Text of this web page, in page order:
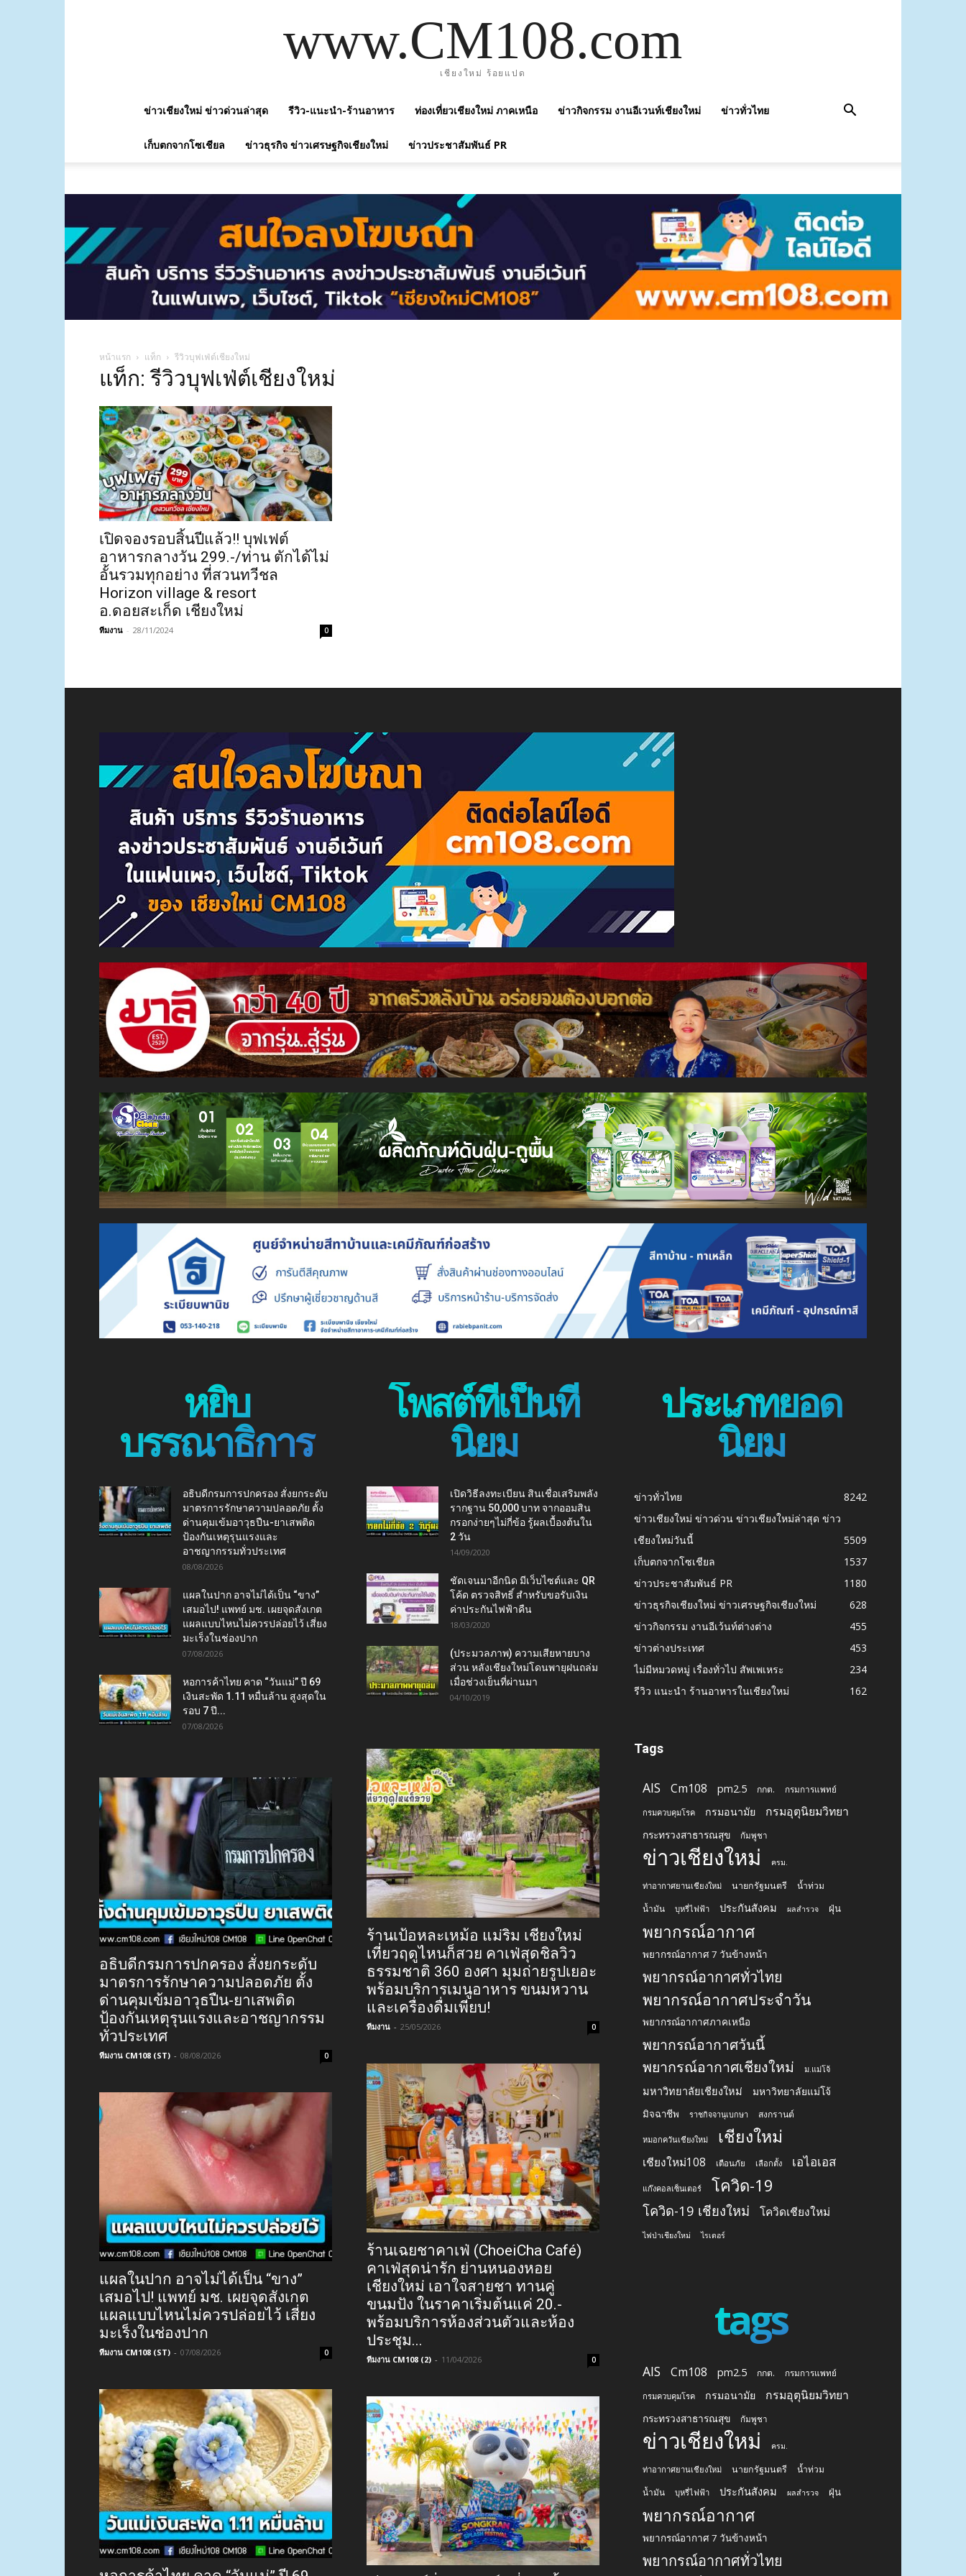
www.CM108.com
เชียงใหม่ ร้อยแปด
ข่าวเชียงใหม่ ข่าวด่วนล่าสุด รีวิว-แนะนำ-ร้านอาหาร ท่องเที่ยวเชียงใหม่ ภาคเหนือ ข่าวกิจกรรม งานอีเวนท์เชียงใหม่ ข่าวทั่วไทย
เก็บตกจากโซเชียล ข่าวธุรกิจ ข่าวเศรษฐกิจเชียงใหม่ ข่าวประชาสัมพันธ์ PR
หน้าแรก แท็ก รีวิวบุฟเฟ่ต์เชียงใหม่
แท็ก: รีวิวบุฟเฟ่ต์เชียงใหม่
เปิดจองรอบสิ้นปีแล้ว!! บุฟเฟต์
อาหารกลางวัน 299.-/ท่าน ตักได้ไม่
อั้นรวมทุกอย่าง ที่สวนทวีชล
Horizon village & resort
อ.ดอยสะเก็ด เชียงใหม่
ทีมงาน - 28/11/2024 0
หยิบ
บรรณาธิการ
อธิบดีกรมการปกครอง สั่งยกระดับ
มาตรการรักษาความปลอดภัย ตั้ง
ด่านคุมเข้มอาวุธปืน-ยาเสพติด
ป้องกันเหตุรุนแรงและ
อาชญากรรมทั่วประเทศ
08/08/2026
แผลในปาก อาจไม่ได้เป็น “ขาง”
เสมอไป! แพทย์ มช. เผยจุดสังเกต
แผลแบบไหนไม่ควรปล่อยไว้ เสี่ยง
มะเร็งในช่องปาก
07/08/2026
หอการค้าไทย คาด “วันแม่” ปี 69
เงินสะพัด 1.11 หมื่นล้าน สูงสุดใน
รอบ 7 ปี...
07/08/2026
อธิบดีกรมการปกครอง สั่งยกระดับ
มาตรการรักษาความปลอดภัย ตั้ง
ด่านคุมเข้มอาวุธปืน-ยาเสพติด
ป้องกันเหตุรุนแรงและอาชญากรรม
ทั่วประเทศ
ทีมงาน CM108 (ST) - 08/08/2026 0
แผลในปาก อาจไม่ได้เป็น “ขาง”
เสมอไป! แพทย์ มช. เผยจุดสังเกต
แผลแบบไหนไม่ควรปล่อยไว้ เสี่ยง
มะเร็งในช่องปาก
ทีมงาน CM108 (ST) - 07/08/2026 0
โพสต์ที่เป็นที่
นิยม
เปิดวิธีลงทะเบียน สินเชื่อเสริมพลัง
รากฐาน 50,000 บาท จากออมสิน
กรอกง่ายๆไม่กี่ข้อ รู้ผลเบื้องต้นใน
2 วัน
14/09/2020
ชัดเจนมาอีกนิด มีเว็บไซต์และ QR
โค้ด ตรวจสิทธิ์ สำหรับขอรับเงิน
ค่าประกันไฟฟ้าคืน
18/03/2020
(ประมวลภาพ) ความเสียหายบาง
ส่วน หลังเชียงใหม่โดนพายุฝนถล่ม
เมื่อช่วงเย็นที่ผ่านมา
04/10/2019
ร้านเป้อหละเหม้อ แม่ริม เชียงใหม่
เที่ยวฤดูไหนก็สวย คาเฟ่สุดชิลวิว
ธรรมชาติ 360 องศา มุมถ่ายรูปเยอะ
พร้อมบริการเมนูอาหาร ขนมหวาน
และเครื่องดื่มเพียบ!
ทีมงาน - 25/05/2026 0
ร้านเฉยชาคาเฟ่ (ChoeiCha Café)
คาเฟ่สุดน่ารัก ย่านหนองหอย
เชียงใหม่ เอาใจสายชา ทานคู่
ขนมปัง ในราคาเริ่มต้นแค่ 20.-
พร้อมบริการห้องส่วนตัวและห้อง
ประชุม...
ทีมงาน CM108 (2) - 11/04/2026 0
ประเภทยอด
นิยม
ข่าวทั่วไทย
8242
ข่าวเชียงใหม่ ข่าวด่วน ข่าวเชียงใหม่ล่าสุด ข่าว
เชียงใหม่วันนี้
5509
เก็บตกจากโซเชียล
1537
ข่าวประชาสัมพันธ์ PR
1180
ข่าวธุรกิจเชียงใหม่ ข่าวเศรษฐกิจเชียงใหม่
628
ข่าวกิจกรรม งานอีเว้นท์ต่างต่าง
455
ข่าวต่างประเทศ
453
ไม่มีหมวดหมู่ เรื่องทั่วไป สัพเพเหระ
234
รีวิว แนะนำ ร้านอาหารในเชียงใหม่
162
Tags
AIS Cm108 pm2.5 กกต. กรมการแพทย์
กรมควบคุมโรค กรมอนามัย กรมอุตุนิยมวิทยา
กระทรวงสาธารณสุข กัมพูชา
ข่าวเชียงใหม่ ครม.
ท่าอากาศยานเชียงใหม่ นายกรัฐมนตรี น้ำท่วม
น้ำมัน บุหรี่ไฟฟ้า ประกันสังคม ผลสำรวจ ฝุ่น
พยากรณ์อากาศ
พยากรณ์อากาศ 7 วันข้างหน้า
พยากรณ์อากาศทั่วไทย
พยากรณ์อากาศประจำวัน
พยากรณ์อากาศภาคเหนือ
พยากรณ์อากาศวันนี้
พยากรณ์อากาศเชียงใหม่
ม.แม่โจ้
มหาวิทยาลัยเชียงใหม่ มหาวิทยาลัยแม่โจ้
มิจฉาชีพ ราชกิจจานุเบกษา สงกรานต์
หมอกควันเชียงใหม่ เชียงใหม่
เชียงใหม่108 เตือนภัย เลือกตั้ง เอไอเอส
แก๊งคอลเซ็นเตอร์ โควิด-19
โควิด-19 เชียงใหม่ โควิดเชียงใหม่
ไฟป่าเชียงใหม่ ไรเดอร์
tags
AIS Cm108 pm2.5 กกต. กรมการแพทย์
กรมควบคุมโรค กรมอนามัย กรมอุตุนิยมวิทยา
กระทรวงสาธารณสุข กัมพูชา
ข่าวเชียงใหม่ ครม.
ท่าอากาศยานเชียงใหม่ นายกรัฐมนตรี น้ำท่วม
น้ำมัน บุหรี่ไฟฟ้า ประกันสังคม ผลสำรวจ ฝุ่น
พยากรณ์อากาศ
พยากรณ์อากาศ 7 วันข้างหน้า
พยากรณ์อากาศทั่วไทย